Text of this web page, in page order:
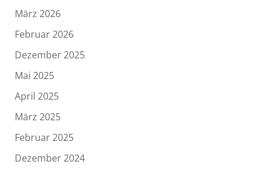
März 2026
Februar 2026
Dezember 2025
Mai 2025
April 2025
März 2025
Februar 2025
Dezember 2024